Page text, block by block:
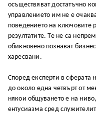
осъществяват достатъчно
управлението им не е
поведението на ключовите
резултатите. Те не са
обикновено познават
харесвани.
Според експерти в сферата
до около една четвърт от
някои общуването е на
ентусиазма сред